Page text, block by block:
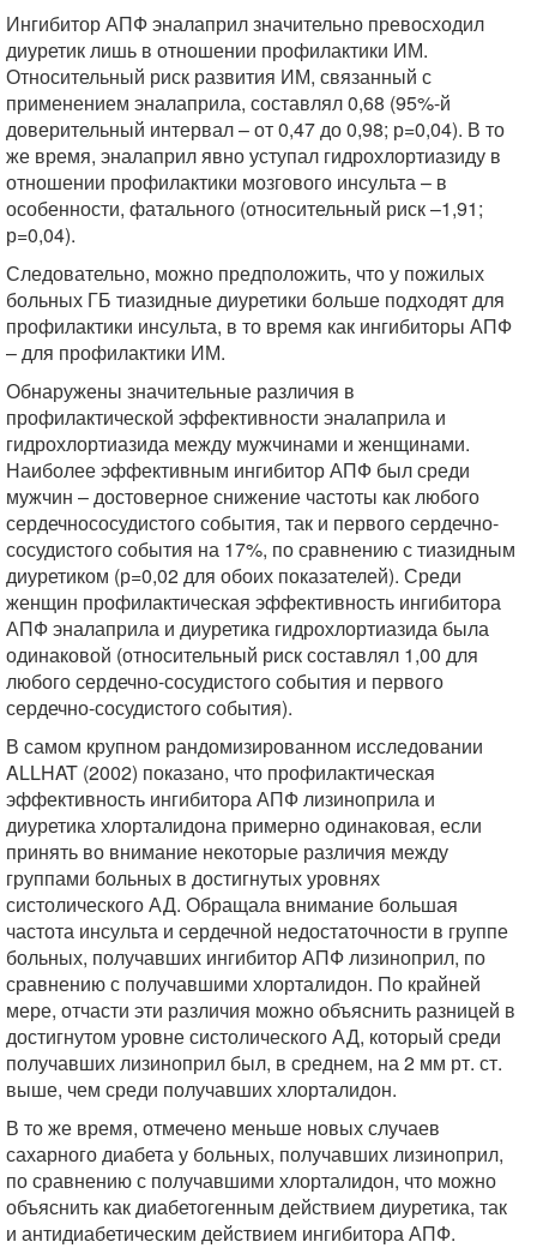
Ингибитор АПФ эналаприл значительно превосходил
диуретик лишь в отношении профилактики ИМ.
Относительный риск развития ИМ, связанный с
применением эналаприла, составлял 0,68 (95%-й
доверительный интервал – от 0,47 до 0,98; р=0,04). В то
же время, эналаприл явно уступал гидрохлортиазиду в
отношении профилактики мозгового инсульта – в
особенности, фатального (относительный риск –1,91;
р=0,04).
Следовательно, можно предположить, что у пожилых
больных ГБ тиазидные диуретики больше подходят для
профилактики инсульта, в то время как ингибиторы АПФ
– для профилактики ИМ.
Обнаружены значительные различия в
профилактической эффективности эналаприла и
гидрохлортиазида между мужчинами и женщинами.
Наиболее эффективным ингибитор АПФ был среди
мужчин – достоверное снижение частоты как любого
сердечнососудистого события, так и первого сердечно-
сосудистого события на 17%, по сравнению с тиазидным
диуретиком (р=0,02 для обоих показателей). Среди
женщин профилактическая эффективность ингибитора
АПФ эналаприла и диуретика гидрохлортиазида была
одинаковой (относительный риск составлял 1,00 для
любого сердечно-сосудистого события и первого
сердечно-сосудистого события).
В самом крупном рандомизированном исследовании
ALLHAT (2002) показано, что профилактическая
эффективность ингибитора АПФ лизиноприла и
диуретика хлорталидона примерно одинаковая, если
принять во внимание некоторые различия между
группами больных в достигнутых уровнях
систолического АД. Обращала внимание большая
частота инсульта и сердечной недостаточности в группе
больных, получавших ингибитор АПФ лизиноприл, по
сравнению с получавшими хлорталидон. По крайней
мере, отчасти эти различия можно объяснить разницей в
достигнутом уровне систолического АД, который среди
получавших лизиноприл был, в среднем, на 2 мм рт. ст.
выше, чем среди получавших хлорталидон.
В то же время, отмечено меньше новых случаев
сахарного диабета у больных, получавших лизиноприл,
по сравнению с получавшими хлорталидон, что можно
объяснить как диабетогенным действием диуретика, так
и антидиабетическим действием ингибитора АПФ.